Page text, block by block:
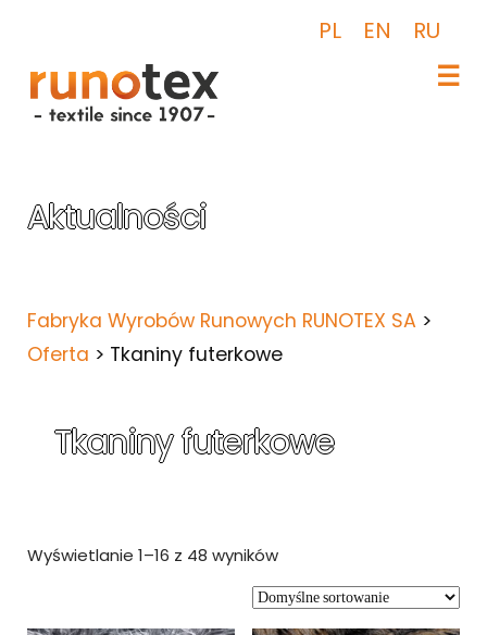
PL EN
RU
Przejdź
☰
Aktualności
Fabryka Wyrobów Runowych RUNOTEX SA >
Oferta > Tkaniny futerkowe
Tkaniny futerkowe
Wyświetlanie 1–16 z 48 wyników